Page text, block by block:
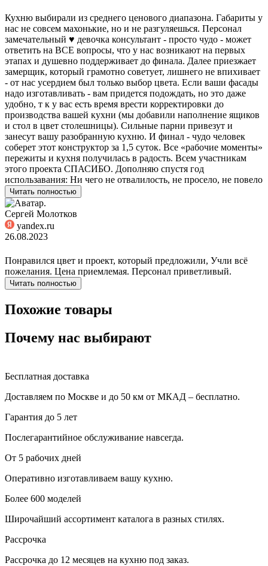
Кухню выбирали из среднего ценового диапазона. Габариты у
нас не совсем махонькие, но и не разгуляешься. Персонал
замечательный ♥️ девочка консультант - просто чудо - может
ответить на ВСЕ вопросы, что у нас возникают на первых
этапах и душевно поддерживает до финала. Далее приезжает
замерщик, который грамотно советует, лишнего не впихивает
- от нас усердием был только выбор цвета. Если ваши фасады
надо изготавливать - вам придется подождать, но это даже
удобно, т к у вас есть время врести корректировки до
производства вашей кухни (мы добавили наполнение ящиков
и стол в цвет столешницы). Сильные парни привезут и
занесут вашу разобранную кухню. И финал - чудо человек
соберет этот конструктор за 1,5 суток. Все «рабочие моменты»
пережиты и кухня получилась в радость. Всем участникам
этого проекта СПАСИБО. Дополняю спустя год
использавания: Ни чего не отвалилость, не просело, не повело
Читать полностью
Сергей Молотков
yandex.ru
26.08.2023
Понравился цвет и проект, который предложили, Учли всё
пожелания. Цена приемлемая. Персонал приветливый.
Читать полностью
Похожие товары
Почему нас выбирают
Бесплатная доставка
Доставляем по Москве и до 50 км от МКАД – бесплатно.
Гарантия до 5 лет
Послегарантийное обслуживание навсегда.
От 5 рабочих дней
Оперативно изготавливаем вашу кухню.
Более 600 моделей
Широчайший ассортимент каталога в разных стилях.
Рассрочка
Рассрочка до 12 месяцев на кухню под заказ.